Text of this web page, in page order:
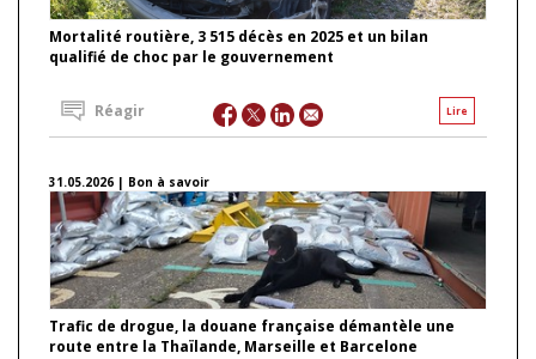
Mortalité routière, 3 515 décès en 2025 et un bilan
qualifié de choc par le gouvernement
Lire
Réagir
31.05.2026 | Bon à savoir
Trafic de drogue, la douane française démantèle une
route entre la Thaïlande, Marseille et Barcelone